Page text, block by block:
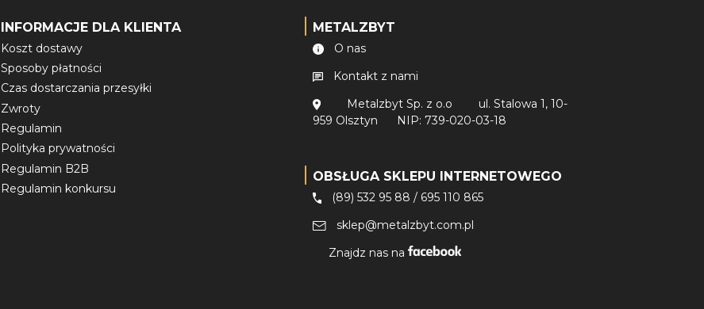
INFORMACJE DLA KLIENTA
Koszt dostawy
Sposoby płatności
Czas dostarczania przesyłki
Zwroty
Regulamin
Polityka prywatności
Regulamin B2B
Regulamin konkursu
METALZBYT
O nas
Kontakt z nami
Metalzbyt Sp. z o.o
ul. Stalowa 1, 10-
959 Olsztyn
NIP: 739-020-03-18
OBSŁUGA SKLEPU INTERNETOWEGO
(89) 532 95 88 / 695 110 865
sklep@metalzbyt.com.pl
Znajdz nas na